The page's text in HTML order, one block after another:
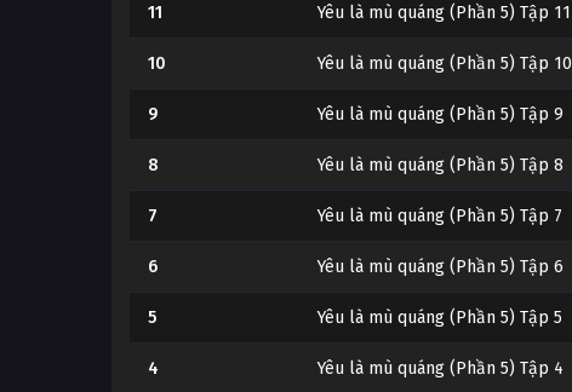
11 Yêu là mù quáng (Phần 5) Tập 11
10 Yêu là mù quáng (Phần 5) Tập 10
9 Yêu là mù quáng (Phần 5) Tập 9
8 Yêu là mù quáng (Phần 5) Tập 8
7 Yêu là mù quáng (Phần 5) Tập 7
6 Yêu là mù quáng (Phần 5) Tập 6
5 Yêu là mù quáng (Phần 5) Tập 5
4 Yêu là mù quáng (Phần 5) Tập 4